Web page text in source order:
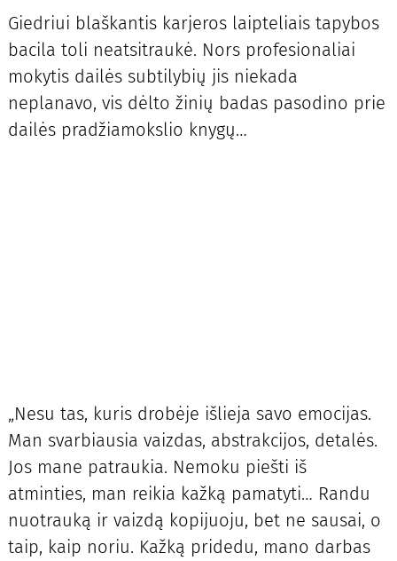
Giedriui blaškantis karjeros laipteliais tapybos
bacila toli neatsitraukė. Nors profesionaliai
mokytis dailės subtilybių jis niekada
neplanavo, vis dėlto žinių badas pasodino prie
dailės pradžiamokslio knygų…
„Nesu tas, kuris drobėje išlieja savo emocijas.
Man svarbiausia vaizdas, abstrakcijos, detalės.
Jos mane patraukia. Nemoku piešti iš
atminties, man reikia kažką pamatyti… Randu
nuotrauką ir vaizdą kopijuoju, bet ne sausai, o
taip, kaip noriu. Kažką pridedu, mano darbas